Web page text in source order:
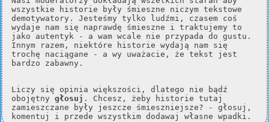
wszystkie historie były śmieszne niczym tekstowe
demotywatory. Jesteśmy tylko ludźmi, czasem coś
wydaje nam się naprawdę śmieszne i traktujemy to
jako autentyk - a wam wcale nie przypada do gustu.
Innym razem, niektóre historie wydają nam się
trochę naciągane - a wy uważacie, że tekst jest
bardzo zabawny.
Liczy się opinia większości, dlatego nie bądź
obojętny głosuj . Chcesz, żeby historie tutaj
zamieszczane były jeszcze śmieszniejsze? - głosuj,
komentuj i przede wszystkim dodawaj własne wpadki.